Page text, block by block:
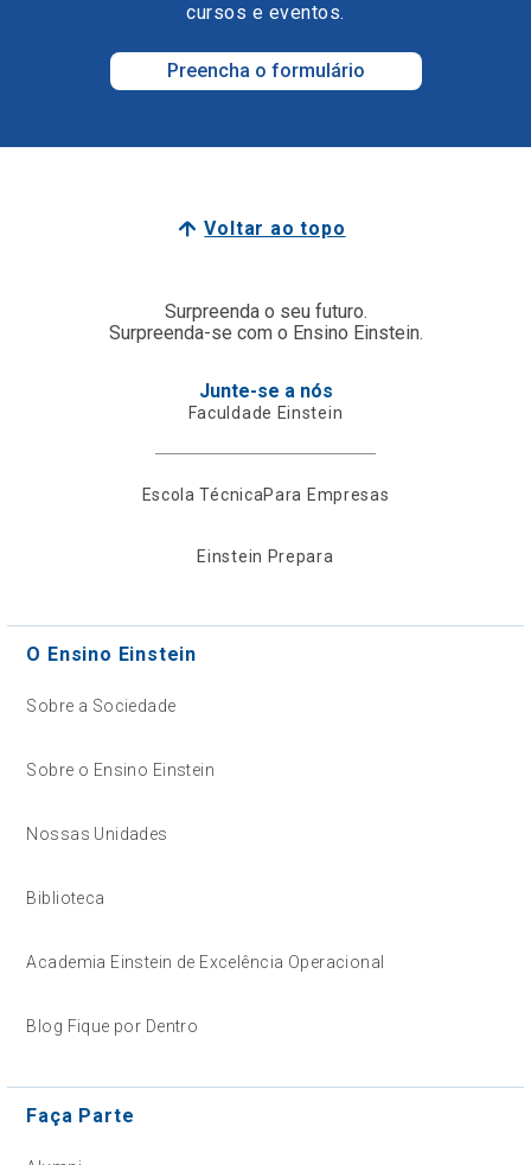
cursos e eventos.
Preencha o formulário
Voltar ao topo
Surpreenda o seu futuro.
Surpreenda-se com o Ensino Einstein.
Junte-se a nós
Faculdade Einstein
Escola TécnicaPara Empresas
Einstein Prepara
O Ensino Einstein
Sobre a Sociedade
Sobre o Ensino Einstein
Nossas Unidades
Biblioteca
Academia Einstein de Excelência Operacional
Blog Fique por Dentro
Faça Parte